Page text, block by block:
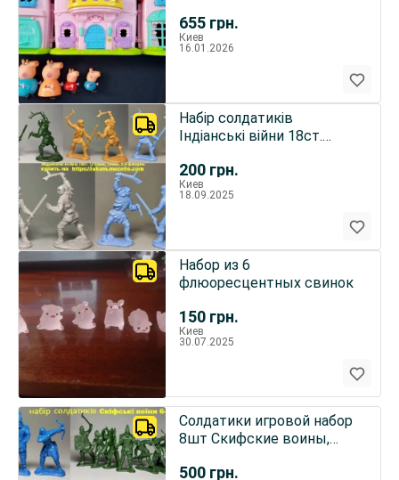
655 грн.
Киев
16.01.2026
200 грн.
Набір солдатиків
Індіанські війни 18ст.
фігурки
Киев
18.09.2025
150 грн.
Набор из 6
флюоресцентных свинок
Киев
30.07.2025
500 грн.
Солдатики игровой набор
8шт Скифские воины,
военные